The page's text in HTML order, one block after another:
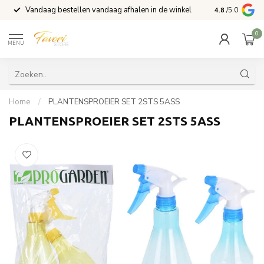
Vandaag bestellen vandaag afhalen in de winkel Voor 15:00
4.8 /5.0
MENU
0
Home / PLANTENSPROEIER SET 2STS 5ASS
PLANTENSPROEIER SET 2STS 5ASS